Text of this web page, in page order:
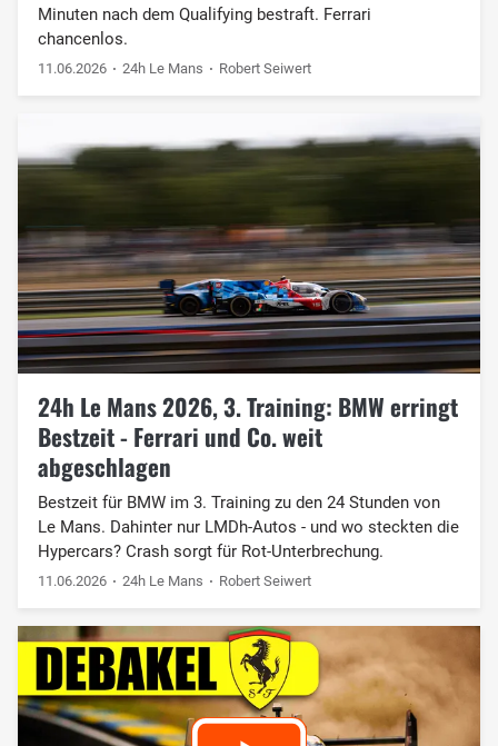
Minuten nach dem Qualifying bestraft. Ferrari
chancenlos.
11.06.2026 24h Le Mans Robert Seiwert
24h Le Mans 2026, 3. Training: BMW erringt
Bestzeit - Ferrari und Co. weit
abgeschlagen
Bestzeit für BMW im 3. Training zu den 24 Stunden von
Le Mans. Dahinter nur LMDh-Autos - und wo steckten die
Hypercars? Crash sorgt für Rot-Unterbrechung.
11.06.2026 24h Le Mans Robert Seiwert